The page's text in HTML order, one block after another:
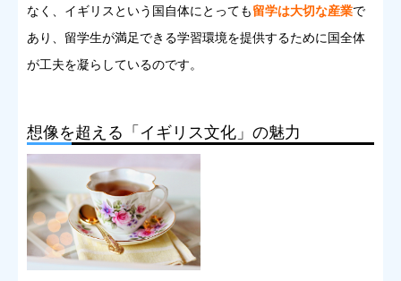
なく、イギリスという国自体にとっても留学は大切な産業で
あり、留学生が満足できる学習環境を提供するために国全体
が工夫を凝らしているのです。
想像を超える「イギリス文化」の魅力